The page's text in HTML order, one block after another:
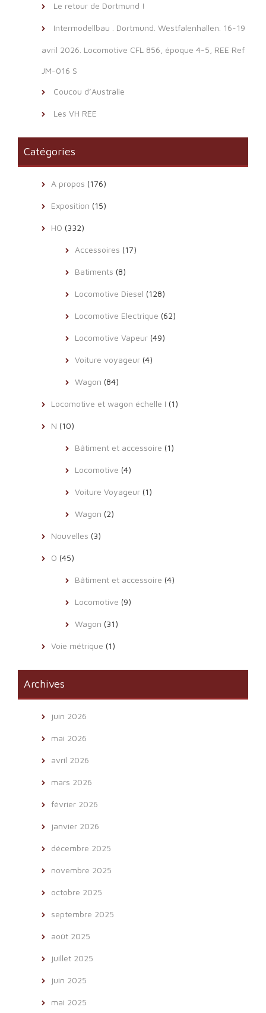
Le retour de Dortmund !
Intermodellbau . Dortmund. Westfalenhallen. 16-19
avril 2026. Locomotive CFL 856, époque 4-5, REE Ref
JM-016 S
Coucou d’Australie
Les VH REE
Catégories
A propos (176)
Exposition (15)
HO (332)
Accessoires (17)
Batiments (8)
Locomotive Diesel (128)
Locomotive Electrique (62)
Locomotive Vapeur (49)
Voiture voyageur (4)
Wagon (84)
Locomotive et wagon échelle I (1)
N (10)
Bâtiment et accessoire (1)
Locomotive (4)
Voiture Voyageur (1)
Wagon (2)
Nouvelles (3)
O (45)
Bâtiment et accessoire (4)
Locomotive (9)
Wagon (31)
Voie métrique (1)
Archives
juin 2026
mai 2026
avril 2026
mars 2026
février 2026
janvier 2026
décembre 2025
novembre 2025
octobre 2025
septembre 2025
août 2025
juillet 2025
juin 2025
mai 2025